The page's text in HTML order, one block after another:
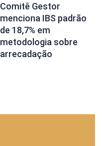
Comitê Gestor
menciona IBS padrão
de 18,7% em
metodologia sobre
arrecadação